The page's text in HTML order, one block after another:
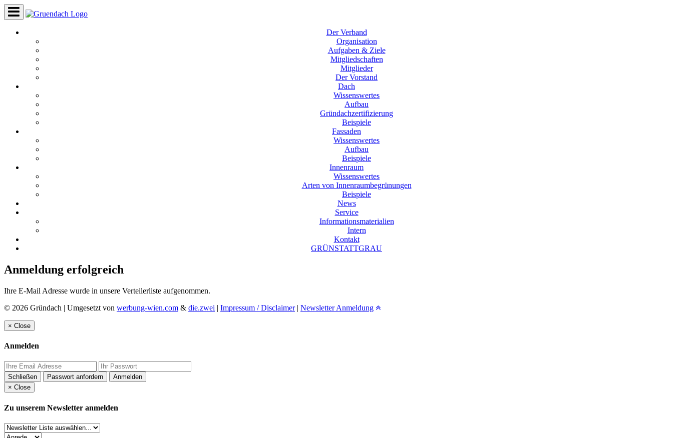
Der Verband
Organisation
Aufgaben & Ziele
Mitgliedschaften
Mitglieder
Der Vorstand
Dach
Wissenswertes
Aufbau
Gründachzertifizierung
Beispiele
Fassaden
Wissenswertes
Aufbau
Beispiele
Innenraum
Wissenswertes
Arten von Innenraumbegrünungen
Beispiele
News
Service
Informationsmaterialien
Intern
Kontakt
GRÜNSTATTGRAU
Anmeldung erfolgreich
Ihre E-Mail Adresse wurde in unsere Verteilerliste aufgenommen.
© 2026 Gründach | Umgesetzt von werbung-wien.com & die.zwei | Impressum / Disclaimer| Newsletter Anmeldung
× Close
Anmelden
Schließen Passwort anfordern
Anmelden
× Close
Zu unserem Newsletter anmelden